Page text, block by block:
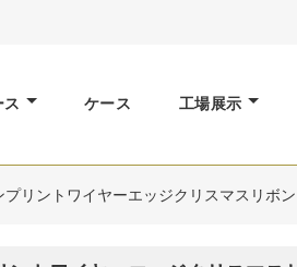
ス ケース 工場展示
リントワイヤーエッジクリスマスリボン